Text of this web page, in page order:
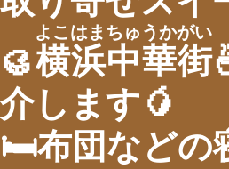
🥮横浜中華街
よこはまちゅうかがい
介します🥭
🛏布団などの